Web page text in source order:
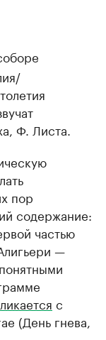
Ф. Листа.
пор
содержание:
частью
—
с
(День гнева,